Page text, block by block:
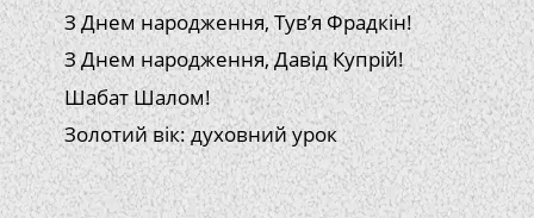
З Днем народження, Тув’я Фрадкін!
З Днем народження, Давід Купрій!
Шабат Шалом!
Золотий вік: духовний урок